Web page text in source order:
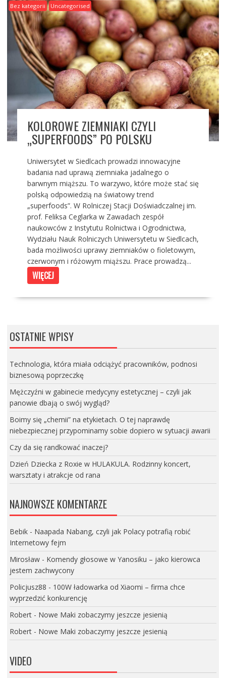
Bez kategorii Uncategorised
KOLOROWE ZIEMNIAKI CZYLI
„SUPERFOODS” PO POLSKU
Uniwersytet w Siedlcach prowadzi innowacyjne
badania nad uprawą ziemniaka jadalnego o
barwnym miąższu. To warzywo, które może stać się
polską odpowiedzią na światowy trend
„superfoods”. W Rolniczej Stacji Doświadczalnej im.
prof. Feliksa Ceglarka w Zawadach zespół
naukowców z Instytutu Rolnictwa i Ogrodnictwa,
Wydziału Nauk Rolniczych Uniwersytetu w Siedlcach,
bada możliwości uprawy ziemniaków o fioletowym,
czerwonym i różowym miąższu. Prace prowadzą...
WIĘCEJ
OSTATNIE WPISY
Technologia, która miała odciążyć pracowników, podnosi
biznesową poprzeczkę
Mężczyźni w gabinecie medycyny estetycznej – czyli jak
panowie dbają o swój wygląd?
Boimy się „chemii” na etykietach. O tej naprawdę
niebezpiecznej przypominamy sobie dopiero w sytuacji awarii
Czy da się randkować inaczej?
Dzień Dziecka z Roxie w HULAKULA. Rodzinny koncert,
warsztaty i atrakcje od rana
NAJNOWSZE KOMENTARZE
Bebik- Naapada Nabang, czyli jak Polacy potrafią robić
Internetowy fejm
Mirosław- Komendy głosowe w Yanosiku – jako kierowca
jestem zachwycony
Policjusz88 - 100W ładowarka od Xiaomi – firma chce
wyprzedzić konkurencję
Robert- Nowe Maki zobaczymy jeszcze jesienią
Robert- Nowe Maki zobaczymy jeszcze jesienią
VIDEO